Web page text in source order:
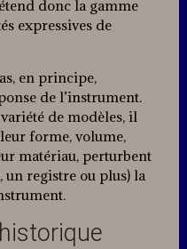
donc la gamme
expressives de
en principe,
de l’instrument.
de modèles, il
forme, volume,
matériau, perturbent
registre ou plus) la